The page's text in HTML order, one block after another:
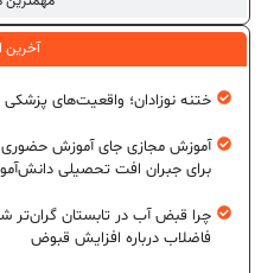
آخرین
ختنه نوزادان؛ واقعیت‌های پزشکی
آموزش مجازی جای آموزش حضوری
برای جبران افت تحصیلی
چرا قبض آب در تابستان
فاضلاب درباره افزایش قبوض